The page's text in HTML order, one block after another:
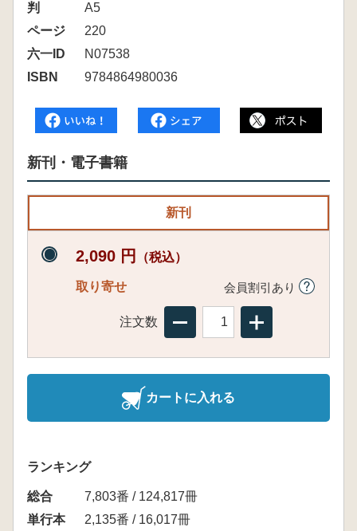
判
A5
ページ
220
六一ID
N07538
ISBN
9784864980036
新刊・電子書籍
新刊
2,090 円 （税込）
取り寄せ 会員割引あり
注文数
カートに入れる
ランキング
総合
7,803番 / 124,817冊
単行本
2,135番 / 16,017冊